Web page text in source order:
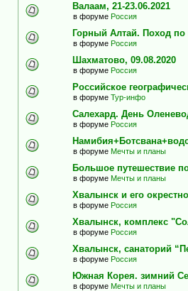
Валаам, 21-23.06.2021
в форуме Россия
Горный Алтай. Поход
в форуме Россия
Шахматово, 09.08.2020
в форуме Россия
Российское
в форуме Тур-инфо
Салехард. День
в форуме Россия
в форуме Мечты и планы
Большое путешествие
в форуме Мечты и планы
Хвалынск и его
в форуме Россия
Хвалынск, комплекс
в форуме Россия
Хвалынск, санаторий
в форуме Россия
Южная Корея. зимний
в форуме Мечты и планы